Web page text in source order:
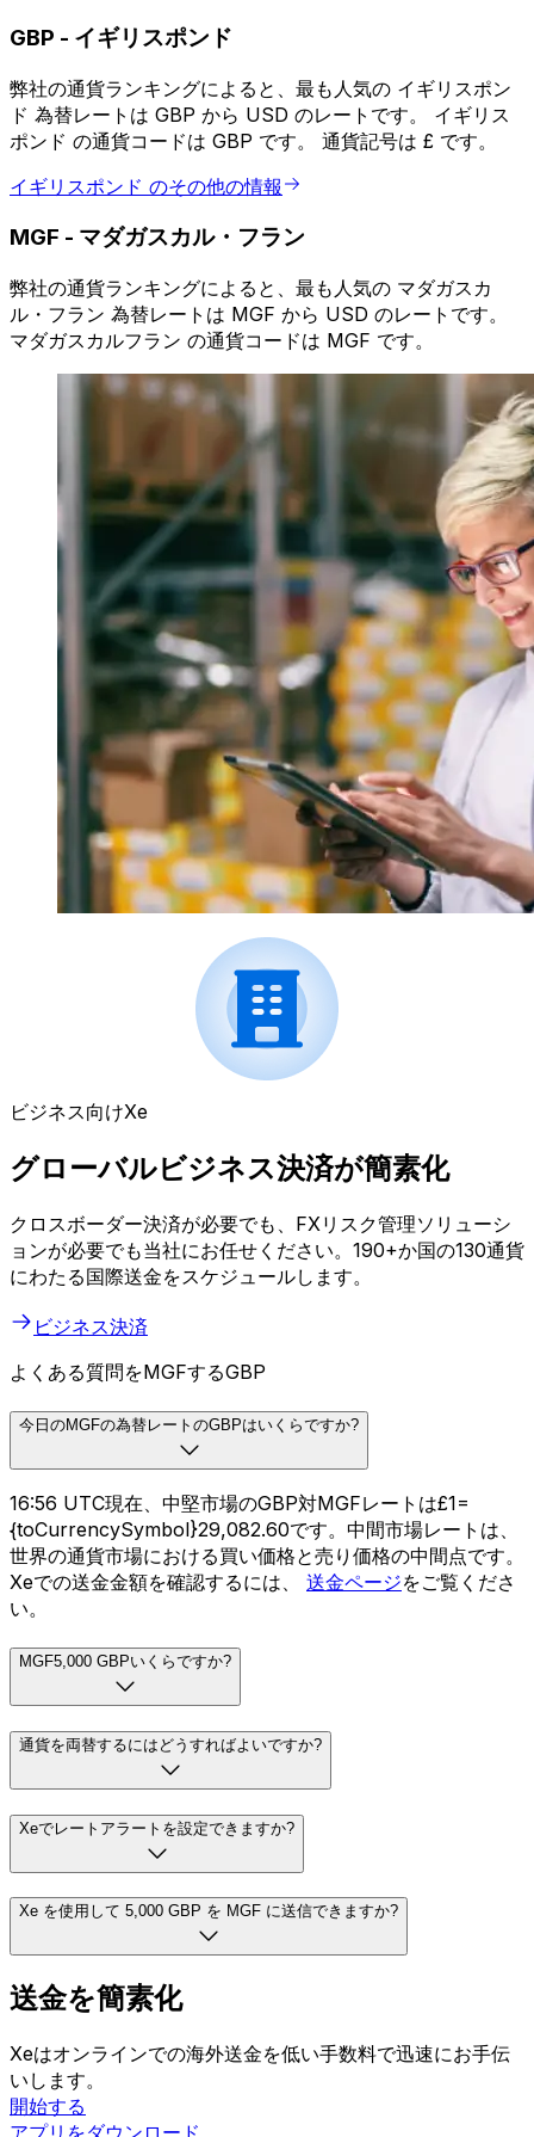
GBP - イギリスポンド
弊社の通貨ランキングによると、最も人気の イギリスポン
ド 為替レートは GBP から USD のレートです。 イギリス
ポンド の通貨コードは GBP です。 通貨記号は £ です。
イギリスポンド のその他の情報
MGF - マダガスカル・フラン
弊社の通貨ランキングによると、最も人気の マダガスカ
ル・フラン 為替レートは MGF から USD のレートです。
マダガスカルフラン の通貨コードは MGF です。
ビジネス向けXe
グローバルビジネス決済が簡素化
クロスボーダー決済が必要でも、FXリスク管理ソリューシ
ョンが必要でも当社にお任せください。190+か国の130通貨
にわたる国際送金をスケジュールします。
ビジネス決済
よくある質問をMGFするGBP
今日のMGFの為替レートのGBPはいくらですか?
16:56 UTC現在、中堅市場のGBP対MGFレートは£1=
{toCurrencySymbol}29,082.60です。中間市場レートは、
世界の通貨市場における買い価格と売り価格の中間点です。
Xeでの送金金額を確認するには、 送金ページをご覧くださ
い。
MGF5,000 GBPいくらですか?
通貨を両替するにはどうすればよいですか?
Xeでレートアラートを設定できますか?
Xe を使用して 5,000 GBP を MGF に送信できますか?
送金を簡素化
Xeはオンラインでの海外送金を低い手数料で迅速にお手伝
いします。
開始する